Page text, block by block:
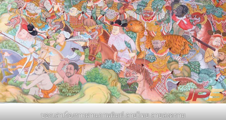
บอกเล่าเรื่องราวผ่านภาพพิมพ์ ลายไทย ลายสงคราม